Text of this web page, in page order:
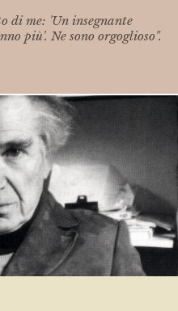
di me: 'Un insegnante
più'. Ne sono orgoglioso".